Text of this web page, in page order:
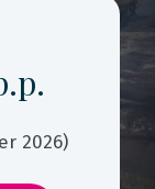
2026)